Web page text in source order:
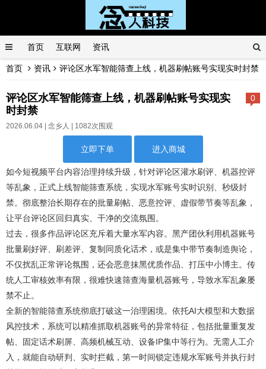
首页 互联网 资讯
首页 资讯 评论区水军智能筛查上线，机器刷帖账号实现实时封禁
0
评论区水军智能筛查上线，机器刷帖账号实现实
时封禁
2026.06.04 | 念乡人 | 1082次围观
立即下单 进入商城
如今短视频平台内容治理持续升级，针对评论区灌水刷评、机器控评
等乱象，正式上线智能筛查系统，实现水军账号实时识别、秒级封
禁。彻底整治长期存在的批量刷帖、恶意控评、虚假带节奏等乱象，
让平台评论区回归真实、干净的交流氛围。
过去，很多作品评论区充斥着大量水军内容。黑产团伙利用机器账号
批量刷好评、刷差评、复制同质化话术，或是集中带节奏制造舆论，
不仅扰乱正常评论氛围，还会恶意抹黑优质作品、打压中小博主。传
统人工审核效率有限，很难快速筛查海量机器账号，导致水军乱象屡
禁不止。
全新的智能筛查系统彻底打破这一治理困境。依托AI大模型和大数据
风控技术，系统可以精准抓取机器账号的异常特征，包括批量重复发
帖、固定话术刷屏、高频机械互动、设备IP集中等行为。无需人工介
入，就能自动研判、实时拦截，第一时间锁定违规水军账号并执行封